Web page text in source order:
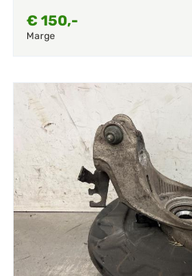
€150,-
Marge